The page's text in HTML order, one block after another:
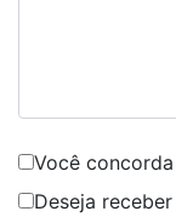
Você
Deseja